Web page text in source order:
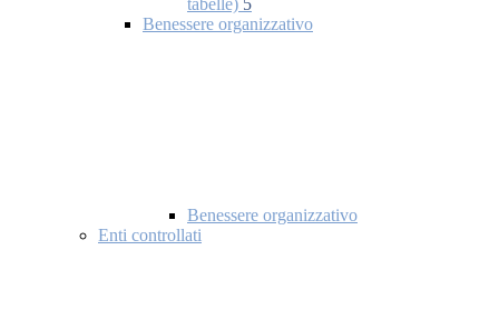
tabelle) 5
Benessere organizzativo
Benessere organizzativo
Enti controllati